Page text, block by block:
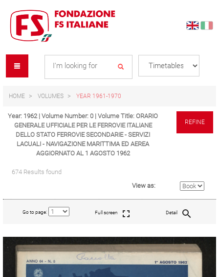
content
navigation
menu
HOME VOLUMES YEAR 1961-1970
Year: 1962 | Volume Number: 0 | Volume Title: ORARIO
GENERALE UFFICIALE PER LE FERROVIE ITALIANE
DELLO STATO FERROVIE SECONDARIE - SERVIZI
LACUALI - NAVIGAZIONE MARITTIMA ED AEREA
AGGIORNATO AL 1 AGOSTO 1962
REFINE
674 Results found
View as:
Go to page: Full screen Detail